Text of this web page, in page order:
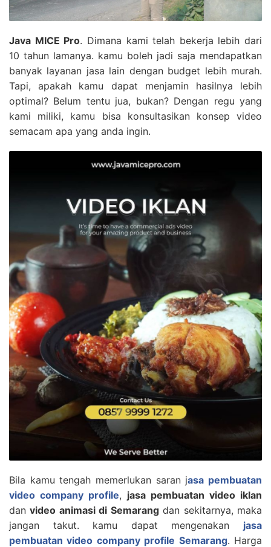
Java MICE Pro. Dimana kami telah bekerja lebih dari
10 tahun lamanya. kamu boleh jadi saja mendapatkan
banyak layanan jasa lain dengan budget lebih murah.
Tapi, apakah kamu dapat menjamin hasilnya lebih
optimal? Belum tentu jua, bukan? Dengan regu yang
kami miliki, kamu bisa konsultasikan konsep video
semacam apa yang anda ingin.
Bila kamu tengah memerlukan saran jasa pembuatan
video company profile, jasa pembuatan video iklan
danvideo animasi di Semarangdan sekitarnya, maka
jangan takut. kamu dapat mengenakan jasa
pembuatan video company profile Semarang. Harga